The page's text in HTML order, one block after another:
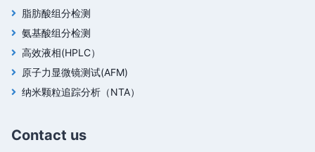
脂肪酸组分检测
氨基酸组分检测
高效液相(HPLC）
原子力显微镜测试(AFM)
纳米颗粒追踪分析（NTA）
Contact us